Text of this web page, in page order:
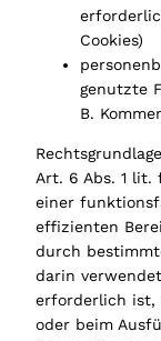
Cookies)
genutzte
B.
Art. 6 Abs. 1 lit.
einer
effizienten
durch
darin
erforderlich ist,
oder beim